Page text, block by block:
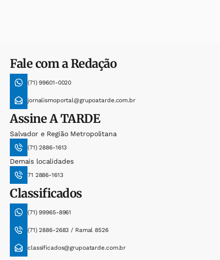
Fale com a Redação
(71) 99601-0020
jornalismoportal@grupoatarde.com.br
AssineA TARDE
Salvador e Região Metropolitana
(71) 2886-1613
Demais localidades
71 2886-1613
Classificados
(71) 99965-8961
(71) 2886-2683 / Ramal 8526
classificados@grupoatarde.com.br